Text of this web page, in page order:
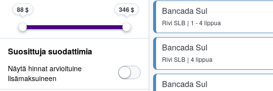
Bancada Sul
Rivi SLB 1 - 4 lippua
Bancada Sul
Rivi SLB 4 lippua
Bancada Sul
88 $ 346 $
Suosittuja suodattimia
Näytä hinnat arvioituine
lisämaksuineen